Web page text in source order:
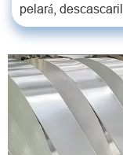
pelará,